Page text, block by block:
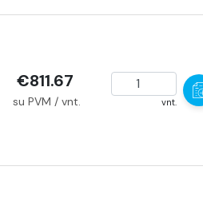
€811.67
su PVM / vnt. vnt.